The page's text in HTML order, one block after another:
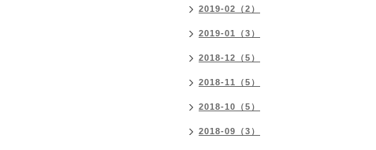
2019-02（2）
2019-01（3）
2018-12（5）
2018-11（5）
2018-10（5）
2018-09（3）